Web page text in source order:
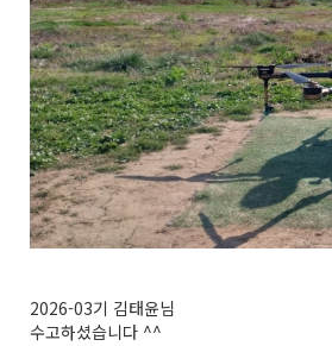
2026-03기 김태윤님
수고하셨습니다 ^^